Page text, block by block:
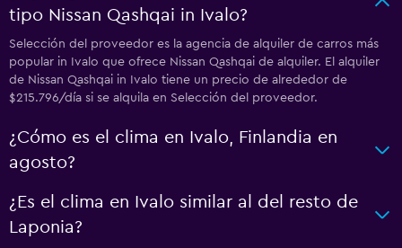
tipo Nissan Qashqai in Ivalo?
Selección del proveedor es la agencia de alquiler de carros más
popular in Ivalo que ofrece Nissan Qashqai de alquiler. El alquiler
de Nissan Qashqai in Ivalo tiene un precio de alrededor de
$215.796/día si se alquila en Selección del proveedor.
¿Cómo es el clima en Ivalo, Finlandia en
agosto?
¿Es el clima en Ivalo similar al del resto de
Laponia?